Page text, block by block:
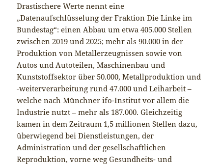
Drastischere Werte nennt eine
„Datenaufschlüsselung der Fraktion Die Linke im
Bundestag“: einen Abbau um etwa 405.000 Stellen
zwischen 2019 und 2025; mehr als 90.000 in der
Produktion von Metallerzeugnissen sowie von
Autos und Autoteilen, Maschinenbau und
Kunststoffsektor über 50.000, Metallproduktion und
-weiterverarbeitung rund 47.000 und Leiharbeit –
welche nach Münchner ifo-Institut vor allem die
Industrie nutzt – mehr als 187.000. Gleichzeitig
kamen in dem Zeitraum 1,5 millionen Stellen dazu,
überwiegend bei Dienstleistungen, der
Administration und der gesellschaftlichen
Reproduktion, vorne weg Gesundheits- und